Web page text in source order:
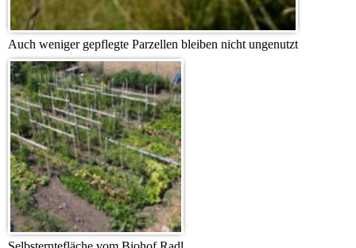
Auch weniger gepflegte Parzellen bleiben nicht ungenutzt